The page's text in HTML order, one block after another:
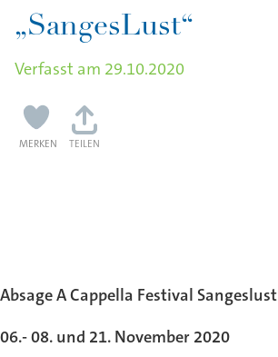
„SangesLust“
Verfasst am 29.10.2020
MERKEN TEILEN
Absage A Cappella Festival Sangeslust
06.- 08. und 21. November 2020